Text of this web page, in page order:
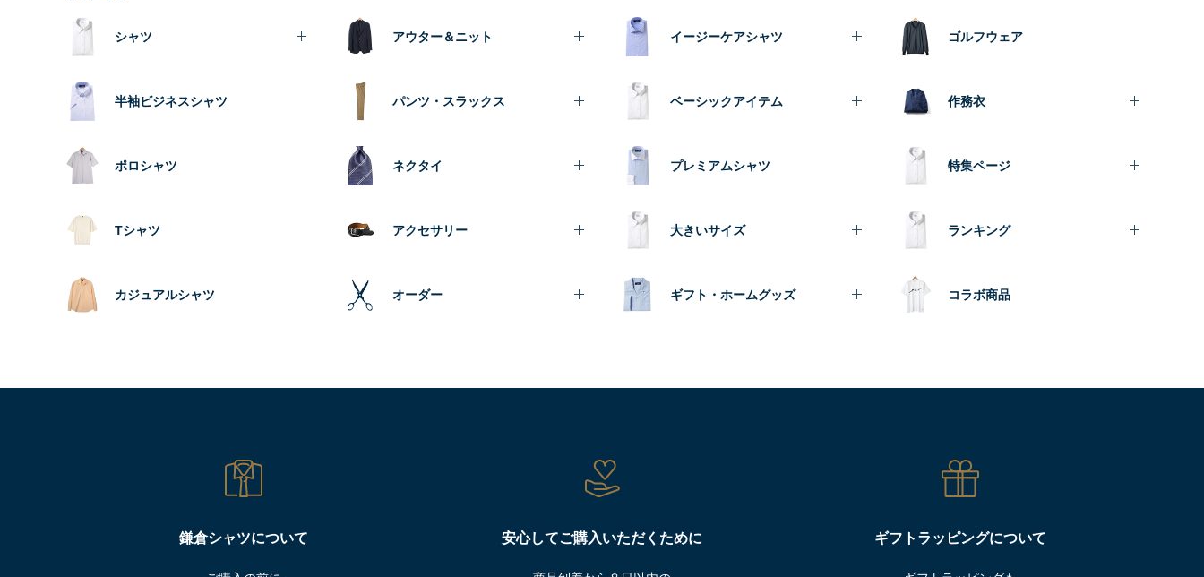
シャツ
半袖ビジネスシャツ
ポロシャツ
Tシャツ
カジュアルシャツ
アウター＆ニット
パンツ・スラックス
ネクタイ
アクセサリー
オーダー
イージーケアシャツ
ベーシックアイテム
プレミアムシャツ
大きいサイズ
ギフト・ホームグッズ
ゴルフウェア
作務衣
特集ページ
ランキング
コラボ商品
鎌倉シャツについて 安心してご購入いただくために ギフトラッピングについて